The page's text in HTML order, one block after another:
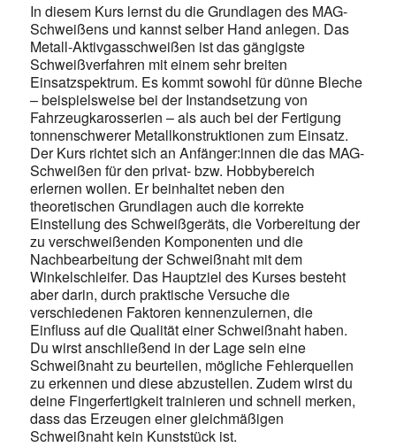
In diesem Kurs lernst du die Grundlagen des MAG-
Schweißens und kannst selber Hand anlegen. Das
Metall-Aktivgasschweißen ist das gängigste
Schweißverfahren mit einem sehr breiten
Einsatzspektrum. Es kommt sowohl für dünne Bleche
– beispielsweise bei der Instandsetzung von
Fahrzeugkarosserien – als auch bei der Fertigung
tonnenschwerer Metallkonstruktionen zum Einsatz.
Der Kurs richtet sich an Anfänger:innen die das MAG-
Schweißen für den privat- bzw. Hobbybereich
erlernen wollen. Er beinhaltet neben den
theoretischen Grundlagen auch die korrekte
Einstellung des Schweißgeräts, die Vorbereitung der
zu verschweißenden Komponenten und die
Nachbearbeitung der Schweißnaht mit dem
Winkelschleifer. Das Hauptziel des Kurses besteht
aber darin, durch praktische Versuche die
verschiedenen Faktoren kennenzulernen, die
Einfluss auf die Qualität einer Schweißnaht haben.
Du wirst anschließend in der Lage sein eine
Schweißnaht zu beurteilen, mögliche Fehlerquellen
zu erkennen und diese abzustellen. Zudem wirst du
deine Fingerfertigkeit trainieren und schnell merken,
dass das Erzeugen einer gleichmäßigen
Schweißnaht kein Kunststück ist.